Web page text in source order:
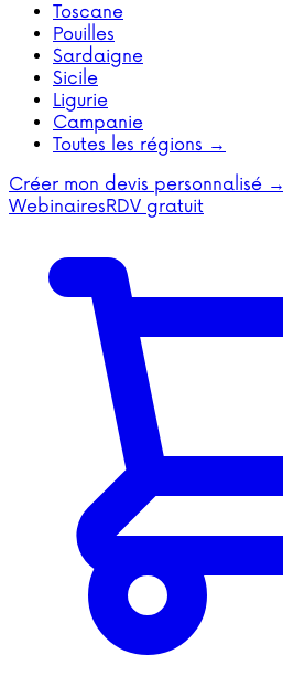
Toscane
Pouilles
Sardaigne
Sicile
Ligurie
Campanie
Toutes les régions →
Créer mon devis personnalisé →
WebinairesRDV gratuit